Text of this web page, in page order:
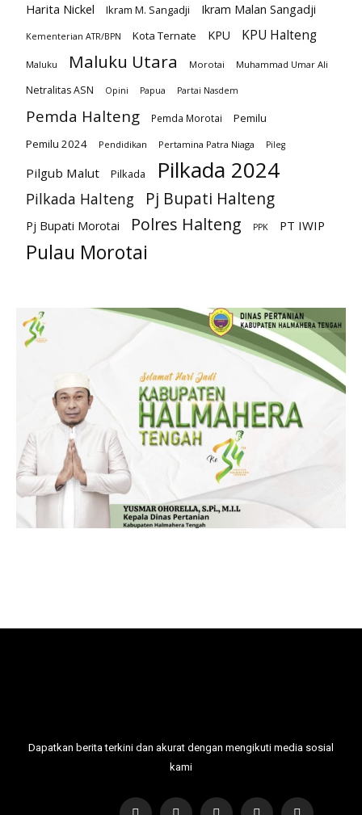
Harita Nickel Ikram M. Sangadji Ikram Malan Sangadji
Kementerian ATR/BPN Kota Ternate KPU KPU Halteng
Maluku Maluku Utara Morotai Muhammad Umar Ali
Netralitas ASN Opini Papua Partai Nasdem
Pemda Halteng Pemda Morotai
Pemilu
Pemilu 2024
Pendidikan Pertamina Patra Niaga Pileg
Pilgub Malut Pilkada Pilkada 2024
Pilkada Halteng Pj Bupati Halteng
Pj Bupati Morotai Polres Halteng PPK PT IWIP
Pulau Morotai
Dapatkan berita terkini dan akurat dengan mengikuti media sosial
kami